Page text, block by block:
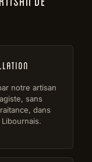
notre artisan
sans
dans